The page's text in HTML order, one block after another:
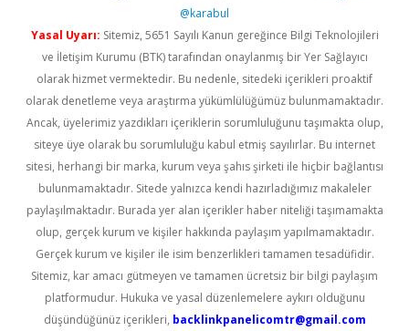
@karabul
Yasal Uyarı: Sitemiz, 5651 Sayılı Kanun gereğince Bilgi Teknolojileri
ve İletişim Kurumu (BTK) tarafından onaylanmış bir Yer Sağlayıcı
olarak hizmet vermektedir. Bu nedenle, sitedeki içerikleri proaktif
olarak denetleme veya araştırma yükümlülüğümüz bulunmamaktadır.
Ancak, üyelerimiz yazdıkları içeriklerin sorumluluğunu taşımakta olup,
siteye üye olarak bu sorumluluğu kabul etmiş sayılırlar. Bu internet
sitesi, herhangi bir marka, kurum veya şahıs şirketi ile hiçbir bağlantısı
bulunmamaktadır. Sitede yalnızca kendi hazırladığımız makaleler
paylaşılmaktadır. Burada yer alan içerikler haber niteliği taşımamakta
olup, gerçek kurum ve kişiler hakkında paylaşım yapılmamaktadır.
Gerçek kurum ve kişiler ile isim benzerlikleri tamamen tesadüfidir.
Sitemiz, kar amacı gütmeyen ve tamamen ücretsiz bir bilgi paylaşım
platformudur. Hukuka ve yasal düzenlemelere aykırı olduğunu
düşündüğünüz içerikleri, backlinkpanelicomtr@gmail.com